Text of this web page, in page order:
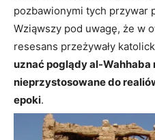
pozbawionymi tych przywar
Wziąwszy pod uwagę, że w
resesans przeżywały
uznać poglądy al-Wahhaba
nieprzystosowane do
epoki.